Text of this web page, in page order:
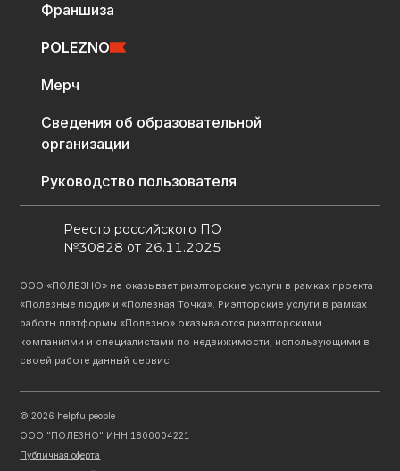
Франшиза
POLEZNO
Мерч
Сведения об образовательной
организации
Руководство пользователя
Реестр российского ПО
№30828 от 26.11.2025
ООО «ПОЛЕЗНО» не оказывает риэлторские услуги в рамках проекта
«Полезные люди» и «Полезная Точка». Риэлторские услуги в рамках
работы платформы «Полезно» оказываются риэлторскими
компаниями и специалистами по недвижимости, использующими в
своей работе данный сервис.
©2026 helpfulpeople
ООО "ПОЛЕЗНО" ИНН 1800004221
Публичная оферта